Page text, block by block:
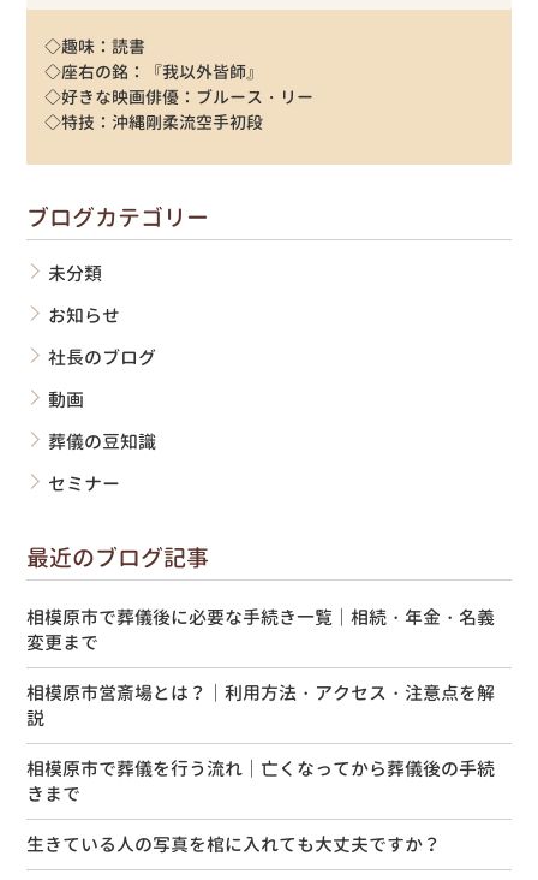
◇趣味：読書
◇座右の銘：『我以外皆師』
◇好きな映画俳優：ブルース・リー
◇特技：沖縄剛柔流空手初段
ブログカテゴリー
未分類
お知らせ
社長のブログ
動画
葬儀の豆知識
セミナー
最近のブログ記事
相模原市で葬儀後に必要な手続き一覧｜相続・年金・名義
変更まで
相模原市営斎場とは？｜利用方法・アクセス・注意点を解
説
相模原市で葬儀を行う流れ｜亡くなってから葬儀後の手続
きまで
生きている人の写真を棺に入れても大丈夫ですか？